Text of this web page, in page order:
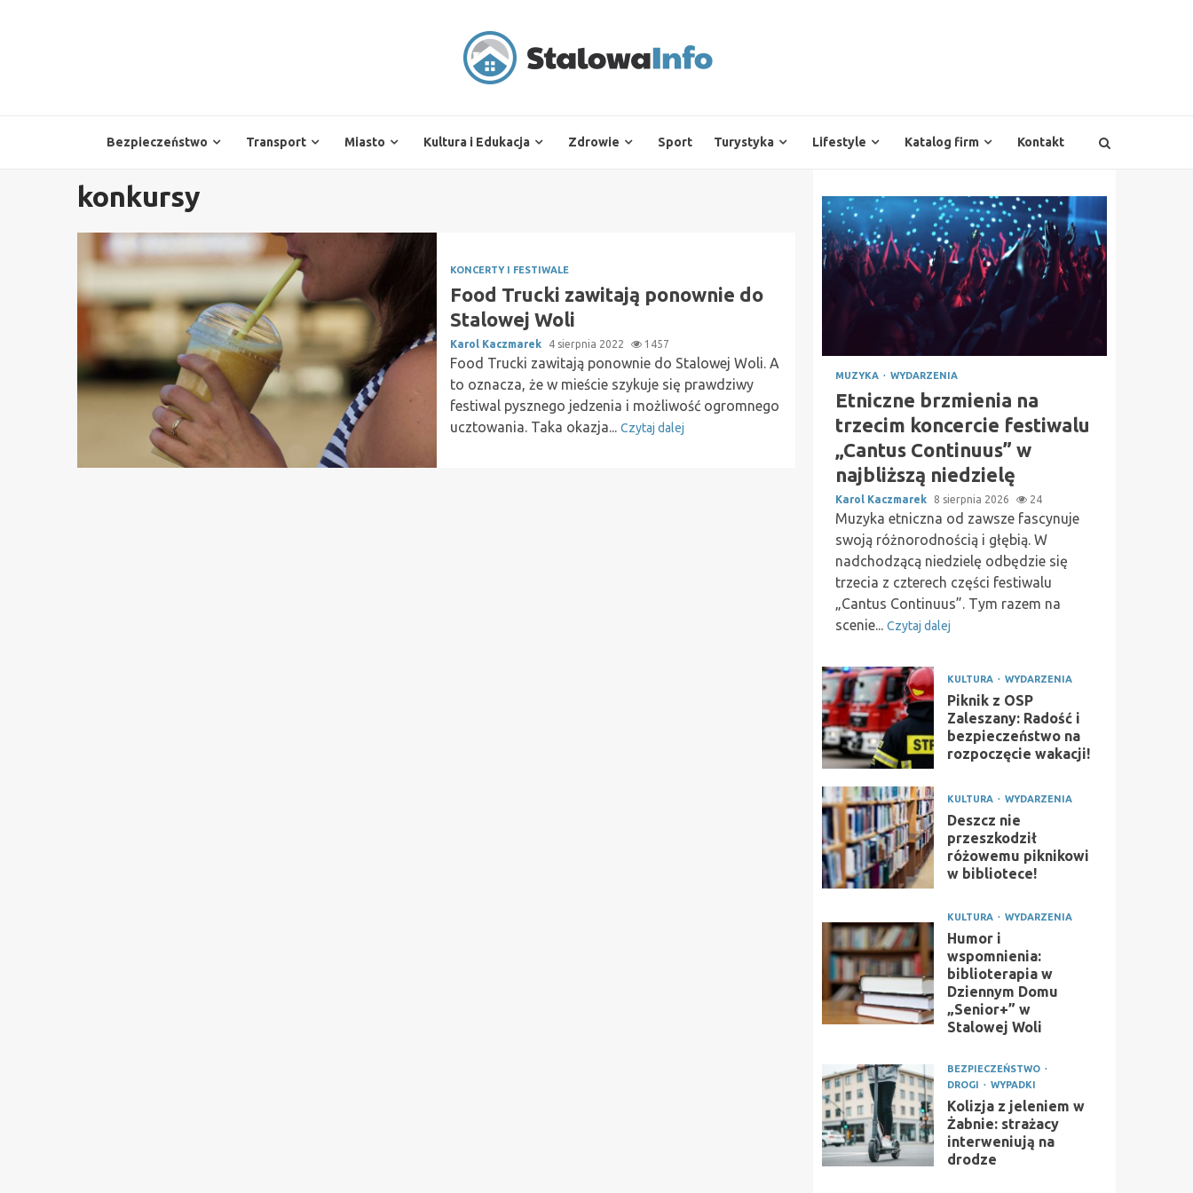
Bezpieczeństwo Transport Miasto Kultura i Edukacja Zdrowie Sport Turystyka Lifestyle Katalog firm Kontakt
konkursy
KONCERTY I FESTIWALE
Food Trucki zawitają ponownie do
Stalowej Woli
Karol Kaczmarek 4 sierpnia 2022 1457
Food Trucki zawitają ponownie do Stalowej Woli. A
to oznacza, że w mieście szykuje się prawdziwy
festiwal pysznego jedzenia i możliwość ogromnego
ucztowania. Taka okazja... Czytaj dalej
MUZYKA WYDARZENIA
Etniczne brzmienia na
trzecim koncercie festiwalu
„Cantus Continuus” w
najbliższą niedzielę
Karol Kaczmarek 8 sierpnia 2026 24
Muzyka etniczna od zawsze fascynuje
swoją różnorodnością i głębią. W
nadchodzącą niedzielę odbędzie się
trzecia z czterech części festiwalu
„Cantus Continuus”. Tym razem na
scenie... Czytaj dalej
KULTURA WYDARZENIA
Piknik z OSP
Zaleszany: Radość i
bezpieczeństwo na
rozpoczęcie wakacji!
KULTURA WYDARZENIA
Deszcz nie
przeszkodził
różowemu piknikowi
w bibliotece!
KULTURA WYDARZENIA
Humor i
wspomnienia:
biblioterapia w
Dziennym Domu
„Senior+” w
Stalowej Woli
BEZPIECZEŃSTWO
DROGI
WYPADKI
Kolizja z jeleniem w
Żabnie: strażacy
interweniują na
drodze